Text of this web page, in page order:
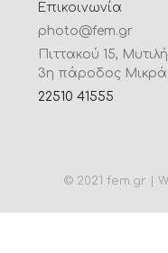
Επικοινωνία
photo@fem.gr
Πιττακού 15,
3η πάροδος
22510 41555
© 2021 fem.gr |